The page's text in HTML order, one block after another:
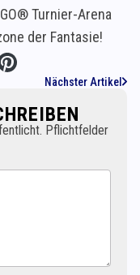
Turnier-Arena
der Fantasie!
Nächster Artikel
Pflichtfelder